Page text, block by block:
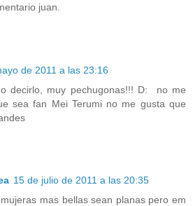
juan.
de 2011 a las 23:16
decirlo, muy pechugonas!!! D: no me
sea fan Mei Terumi no me gusta que
15 de julio de 2011 a las 20:35
mas bellas sean planas pero em